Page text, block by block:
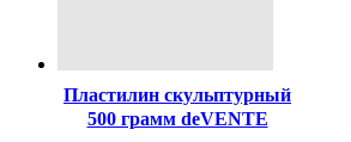
Пластилин скульптурный
500 грамм deVENTE